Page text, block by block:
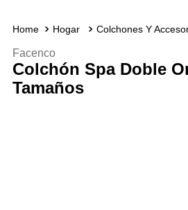
Hogar Colchones Y
Facenco
Colchón Spa Doble
Tamaños